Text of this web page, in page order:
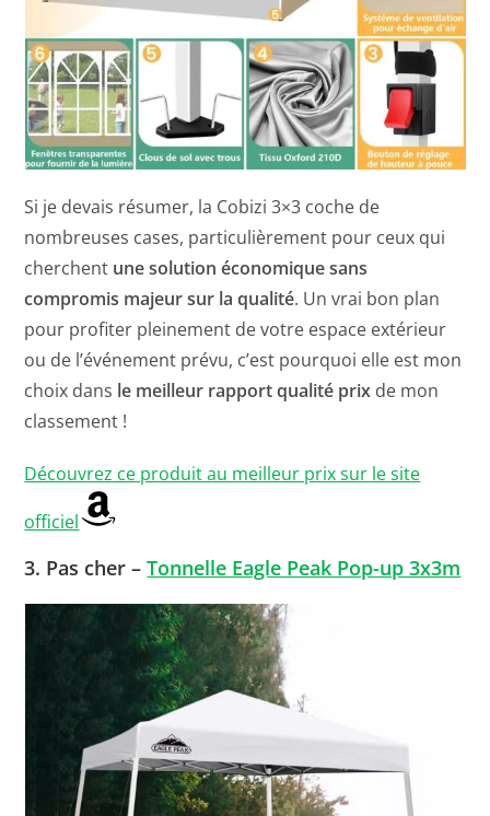
Si je devais résumer, la Cobizi 3×3 coche de
nombreuses cases, particulièrement pour ceux qui
cherchent une solution économique sans
compromis majeur sur la qualité. Un vrai bon plan
pour profiter pleinement de votre espace extérieur
ou de l’événement prévu, c’est pourquoi elle est mon
choix dans le meilleur rapport qualité prix de mon
classement !
Découvrez ce produit au meilleur prix sur le site
officiel
3. Pas cher –Tonnelle Eagle Peak Pop-up 3x3m